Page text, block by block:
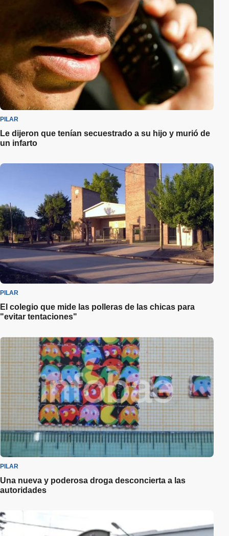
PILAR
Le dijeron que tenían secuestrado a su hijo y murió de
un infarto
PILAR
El colegio que mide las polleras de las chicas para
"evitar tentaciones"
PILAR
Una nueva y poderosa droga desconcierta a las
autoridades